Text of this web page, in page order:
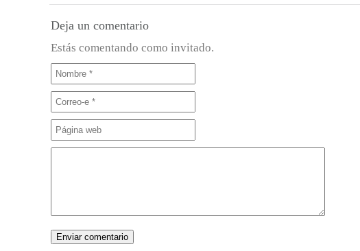
Deja un comentario
Estás comentando como invitado.